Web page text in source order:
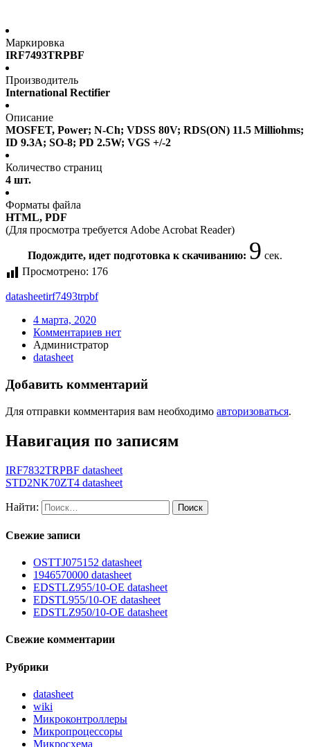
Маркировка
IRF7493TRPBF
Производитель
International Rectifier
Описание
MOSFET, Power; N-Ch; VDSS 80V; RDS(ON) 11.5 Milliohms;
ID 9.3A; SO-8; PD 2.5W; VGS +/-2
Количество страниц
4 шт.
Форматы файла
HTML, PDF
(Для просмотра требуется Adobe Acrobat Reader)
Подождите, идет подготовка к скачиванию: 9 сек.
Просмотрено: 176
datasheetirf7493trpbf
4 марта, 2020
Комментариев нет
Администратор
datasheet
Добавить комментарий
Для отправки комментария вам необходимо авторизоваться.
Навигация по записям
IRF7832TRPBF datasheet
STD2NK70ZT4 datasheet
Найти:
Свежие записи
OSTTJ075152 datasheet
1946570000 datasheet
EDSTLZ955/10-OE datasheet
EDSTL955/10-OE datasheet
EDSTLZ950/10-OE datasheet
Свежие комментарии
Рубрики
datasheet
wiki
Микроконтроллеры
Микропроцессоры
Микросхема